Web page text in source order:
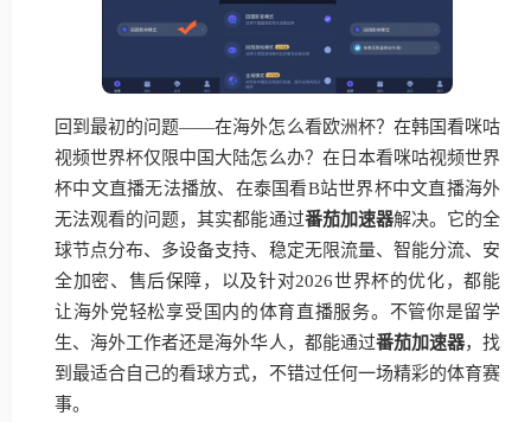
回到最初的问题——在海外怎么看欧洲杯？在韩国看咪咕
视频世界杯仅限中国大陆怎么办？在日本看咪咕视频世界
杯中文直播无法播放、在泰国看B站世界杯中文直播海外
无法观看的问题，其实都能通过番茄加速器解决。它的全
球节点分布、多设备支持、稳定无限流量、智能分流、安
全加密、售后保障，以及针对2026世界杯的优化，都能
让海外党轻松享受国内的体育直播服务。不管你是留学
生、海外工作者还是海外华人，都能通过番茄加速器，找
到最适合自己的看球方式，不错过任何一场精彩的体育赛
事。